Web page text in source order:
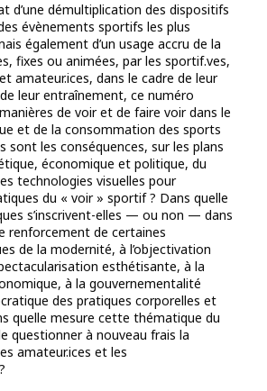
d’une démultiplication des dispositifs
évènements sportifs les plus
également d’un usage accru de la
fixes ou animées, par les sportif.ves,
amateur.ices, dans le cadre de leur
leur entraînement, ce numéro
de voir et de faire voir dans le
et de la consommation des sports
sont les conséquences, sur les plans
économique et politique, du
technologies visuelles pour
du « voir » sportif ? Dans quelle
s’inscrivent-elles — ou non — dans
renforcement de certaines
de la modernité, à l’objectivation
esthétisante, à la
à la gouvernementalité
des pratiques corporelles et
quelle mesure cette thématique du
questionner à nouveau frais la
amateur.ices et les